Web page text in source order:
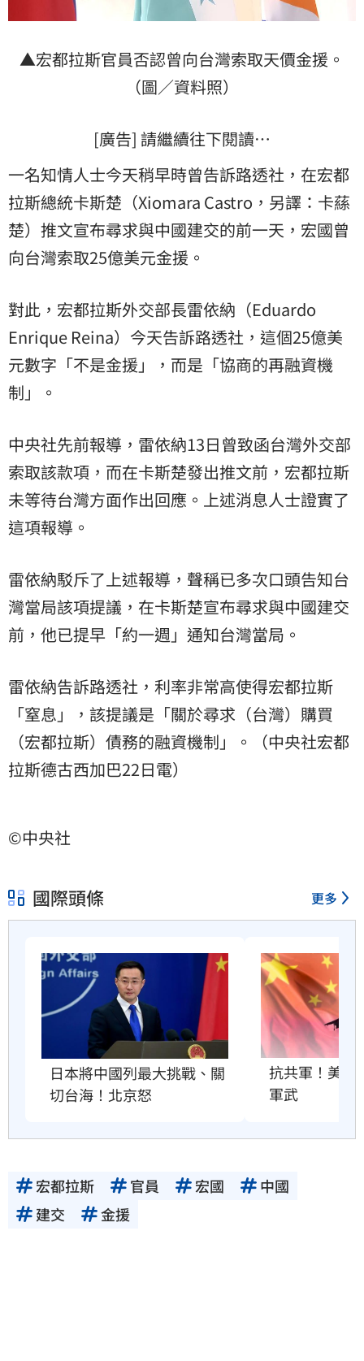
▲宏都拉斯官員否認曾向台灣索取天價金援。
（圖／資料照）
[廣告] 請繼續往下閱讀…
一名知情人士今天稍早時曾告訴路透社，在宏都
拉斯總統卡斯楚（Xiomara Castro，另譯：卡蕬
楚）推文宣布尋求與中國建交的前一天，宏國曾
向台灣索取25億美元金援。
對此，宏都拉斯外交部長雷依納（Eduardo
Enrique Reina）今天告訴路透社，這個25億美
元數字「不是金援」，而是「協商的再融資機
制」。
中央社先前報導，雷依納13日曾致函台灣外交部
索取該款項，而在卡斯楚發出推文前，宏都拉斯
未等待台灣方面作出回應。上述消息人士證實了
這項報導。
雷依納駁斥了上述報導，聲稱已多次口頭告知台
灣當局該項提議，在卡斯楚宣布尋求與中國建交
前，他已提早「約一週」通知台灣當局。
雷依納告訴路透社，利率非常高使得宏都拉斯
「窒息」，該提議是「關於尋求（台灣）購買
（宏都拉斯）債務的融資機制」。（中央社宏都
拉斯德古西加巴22日電）
©中央社
國際頭條 更多
日本將中國列最大挑戰、關
切台海！北京怒
抗共軍！美國
軍武
宏都拉斯 官員 宏國
中國
建交
金援